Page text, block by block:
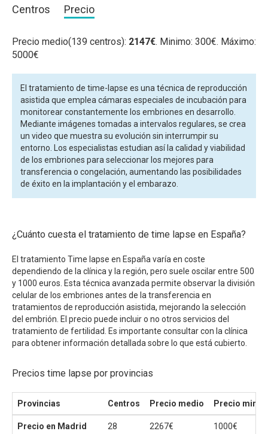
Centros Precio
Precio medio(139 centros): 2147€. Minimo: 300€. Máximo:
5000€
El tratamiento de time-lapse es una técnica de reproducción
asistida que emplea cámaras especiales de incubación para
monitorear constantemente los embriones en desarrollo.
Mediante imágenes tomadas a intervalos regulares, se crea
un video que muestra su evolución sin interrumpir su
entorno. Los especialistas estudian así la calidad y viabilidad
de los embriones para seleccionar los mejores para
transferencia o congelación, aumentando las posibilidades
de éxito en la implantación y el embarazo.
¿Cuánto cuesta el tratamiento de time lapse en España?
El tratamiento Time lapse en España varía en coste
dependiendo de la clínica y la región, pero suele oscilar entre 500
y 1000 euros. Esta técnica avanzada permite observar la división
celular de los embriones antes de la transferencia en
tratamientos de reproducción asistida, mejorando la selección
del embrión. El precio puede incluir o no otros servicios del
tratamiento de fertilidad. Es importante consultar con la clínica
para obtener información detallada sobre lo que está cubierto.
Precios time lapse por provincias
Provincias Centros Precio medio Precio
Precio en Madrid 28 2267€ 1000€